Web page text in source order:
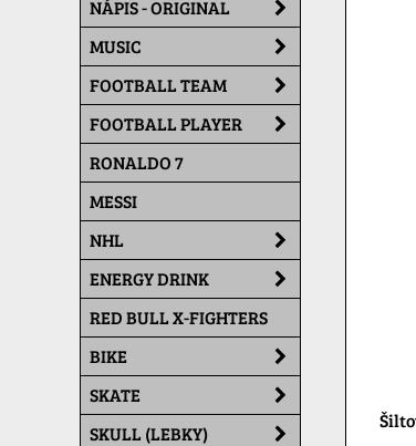
NÁPIS - ORIGINAL
MUSIC
FOOTBALL TEAM
FOOTBALL PLAYER
RONALDO 7
MESSI
NHL
ENERGY DRINK
RED BULL X-FIGHTERS
BIKE
SKATE
SKULL (LEBKY)